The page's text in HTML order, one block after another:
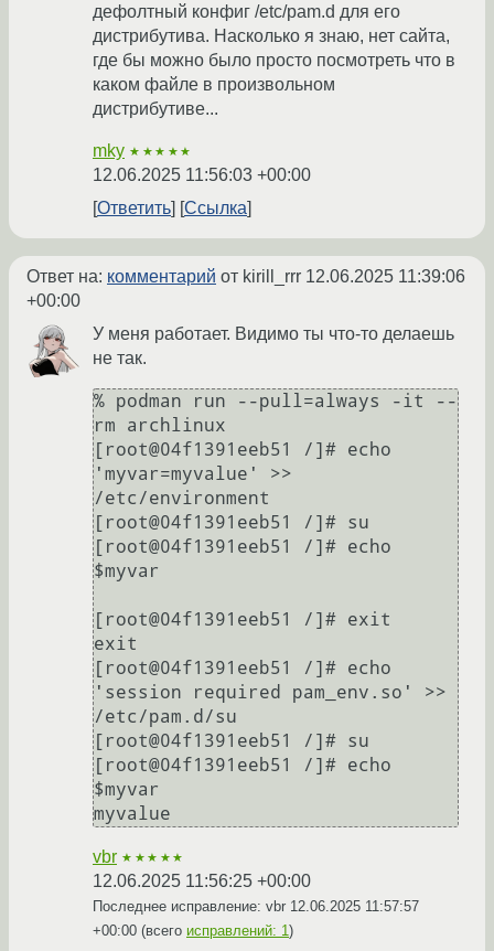
дефолтный конфиг /etc/pam.d для его
дистрибутива. Насколько я знаю, нет сайта,
где бы можно было просто посмотреть что в
каком файле в произвольном
дистрибутиве...
mky ★★★★★
12.06.2025 11:56:03 +00:00
Ответить
Ссылка
Ответ на: комментарий от kirill_rrr 12.06.2025 11:39:06
+00:00
У меня работает. Видимо ты что-то делаешь
не так.
% podman run --pull=always -it --
rm archlinux
[root@04f1391eeb51 /]# echo
'myvar=myvalue' >>
/etc/environment
[root@04f1391eeb51 /]# su
[root@04f1391eeb51 /]# echo
$myvar
[root@04f1391eeb51 /]# exit
exit
[root@04f1391eeb51 /]# echo
'session required pam_env.so' >>
/etc/pam.d/su
[root@04f1391eeb51 /]# su
[root@04f1391eeb51 /]# echo
$myvar
vbr ★★★★★
12.06.2025 11:56:25 +00:00
Последнее исправление: vbr 12.06.2025 11:57:57
+00:00 (всего исправлений: 1)